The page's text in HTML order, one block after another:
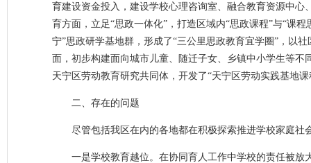
育建设资金投入，建设学校心理咨询室、融合教育资源中
育方面，立足“思政一体化”，打造区域内“思政课程”与“课
宁”思政研学基地群，形成了“三公里思政教育宜学圈”，以
面，初步构建面向城市儿童、随迁子女、乡镇中小学生等
天宁区劳动教育研究共同体，开发了“天宁区劳动实践基地课
二、存在的问题
尽管包括我区在内的各地都在积极探索推进学校家庭
一是学校教育越位。在协同育人工作中学校的责任被